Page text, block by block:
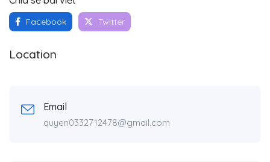
Facebook Twitter
Location
Email
quyen0332712478@gmail.com